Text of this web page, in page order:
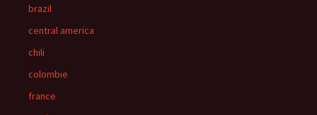
brazil
central america
chili
colombie
france